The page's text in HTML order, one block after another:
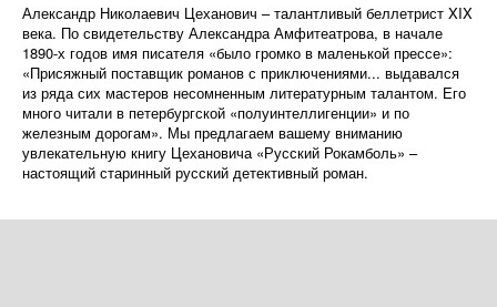
Александр Николаевич Цеханович – талантливый беллетрист XIX
века. По свидетельству Александра Амфитеатрова, в начале
1890-х годов имя писателя «было громко в маленькой прессе»:
«Присяжный поставщик романов с приключениями... выдавался
из ряда сих мастеров несомненным литературным талантом. Его
много читали в петербургской «полуинтеллигенции» и по
железным дорогам». Мы предлагаем вашему вниманию
увлекательную книгу Цехановича «Русский Рокамболь» –
настоящий старинный русский детективный роман.